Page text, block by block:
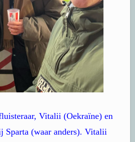
Vitalii (Oekraïne) en
(waar anders). Vitalii